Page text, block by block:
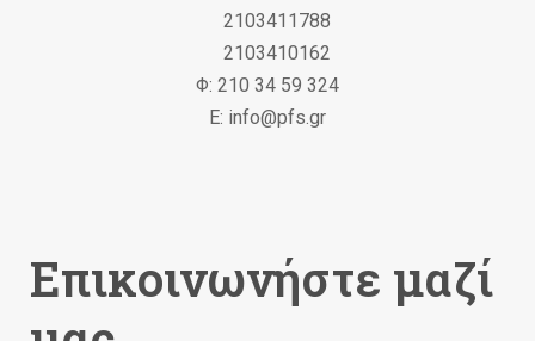
2103411788
2103410162
Φ: 210 34 59 324
Ε: info@pfs.gr
Επικοινωνήστε μαζί